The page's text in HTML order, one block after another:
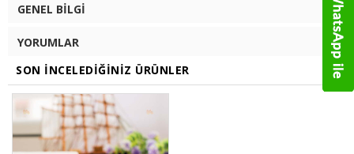
GENEL BILGI
YORUMLAR
SON İNCELEDIĞINIZ ÜRÜNLER